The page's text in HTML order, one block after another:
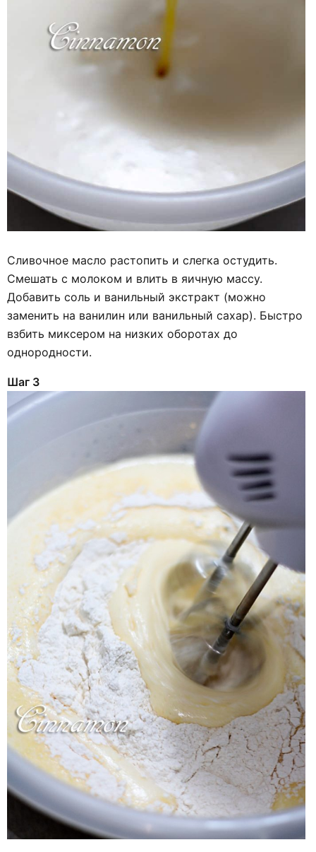
Сливочное масло растопить и слегка остудить.
Смешать с молоком и влить в яичную массу.
Добавить соль и ванильный экстракт (можно
заменить на ванилин или ванильный сахар). Быстро
взбить миксером на низких оборотах до
однородности.
Шаг 3